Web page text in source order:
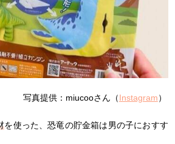
写真提供：miucooさん（Instagram）
を使った、恐竜の貯金箱は男の子におすす